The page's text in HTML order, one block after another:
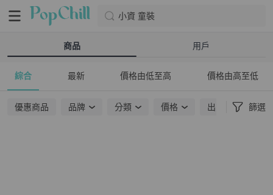
小資 童裝
商品 用戶
綜合 最新 價格由低至高 價格由高至低
優惠商品 品牌 分類 價格 出貨地點 篩選